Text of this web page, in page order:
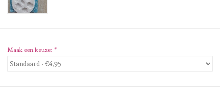
Embossingpoeders
Lint
Maak een keuze: *